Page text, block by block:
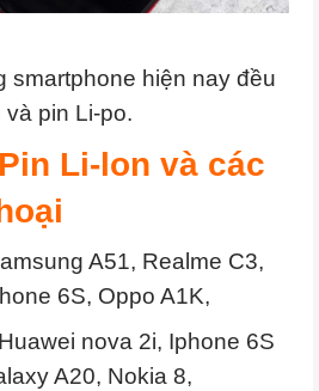
smartphone hiện nay đều
pin Li-po.
Li-lon và các
A51, Realme C3,
6S, Oppo A1K,
nova 2i, Iphone 6S
A20, Nokia 8,